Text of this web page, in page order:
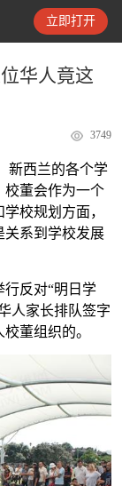
立即打开
华人竟这
3749
新西兰的各个学
校董会作为一个
校规划方面，
关系到学校发展
反对“明日学
人家长排队签字
董组织的。